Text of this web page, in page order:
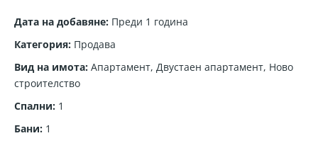
Дата на добавяне: Преди 1 година
Категория: Продава
Вид на имота: Апартамент, Двустаен апартамент, Ново
строителство
Спални: 1
Бани: 1